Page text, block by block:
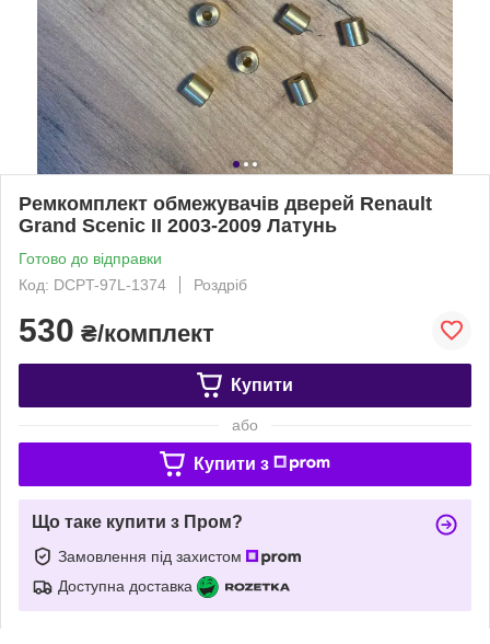
Ремкомплект обмежувачів дверей Renault
Grand Scenic II 2003-2009 Латунь
Готово до відправки
Код: DCPT-97L-1374
Роздріб
530 ₴/комплект
Купити
або
Купити з
Що таке купити з Пром?
Замовлення під захистом
Доступна доставка